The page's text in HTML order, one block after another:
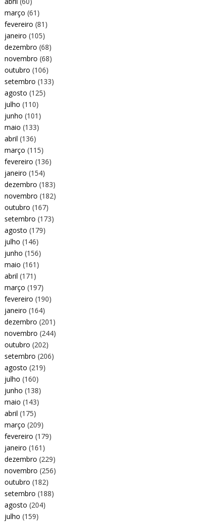
março (61)
fevereiro (81)
janeiro (105)
dezembro (68)
novembro (68)
outubro (106)
setembro (133)
agosto (125)
julho (110)
junho (101)
maio (133)
abril (136)
março (115)
fevereiro (136)
janeiro (154)
dezembro (183)
novembro (182)
outubro (167)
setembro (173)
agosto (179)
julho (146)
junho (156)
maio (161)
abril (171)
março (197)
fevereiro (190)
janeiro (164)
dezembro (201)
novembro (244)
outubro (202)
setembro (206)
agosto (219)
julho (160)
junho (138)
maio (143)
abril (175)
março (209)
fevereiro (179)
janeiro (161)
dezembro (229)
novembro (256)
outubro (182)
setembro (188)
agosto (204)
julho (159)